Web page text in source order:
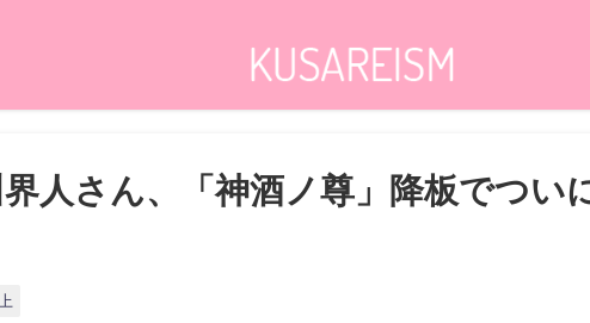
界人さん、「神酒ノ尊」降板でつい